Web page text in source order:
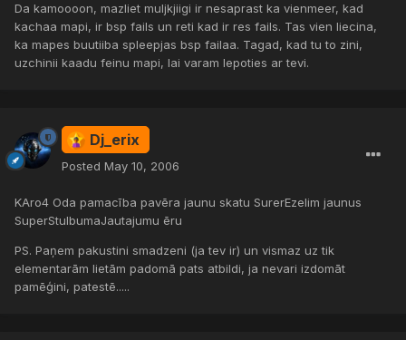
Da kamoooon, mazliet muljkjiigi ir nesaprast ka vienmeer, kad
kachaa mapi, ir bsp fails un reti kad ir res fails. Tas vien liecina,
ka mapes buutiiba spleepjas bsp failaa. Tagad, kad tu to zini,
uzchinii kaadu feinu mapi, lai varam lepoties ar tevi.
Dj_erix
Posted May 10, 2006
KAro4 Oda pamacība pavēra jaunu skatu SurerEzelim jaunus
SuperStulbumaJautajumu ēru
PS. Paņem pakustini smadzeni (ja tev ir) un vismaz uz tik
elementarām lietām padomā pats atbildi, ja nevari izdomāt
pamēģini, patestē.....